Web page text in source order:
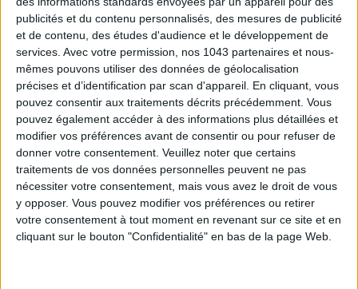
publicités et du contenu personnalisés, des mesures de publicité
et de contenu, des études d'audience et le développement de
services. Avec votre permission, nos 1043 partenaires et nous-
mêmes pouvons utiliser des données de géolocalisation
précises et d’identification par scan d'appareil. En cliquant, vous
pouvez consentir aux traitements décrits précédemment. Vous
pouvez également accéder à des informations plus détaillées et
modifier vos préférences avant de consentir ou pour refuser de
donner votre consentement. Veuillez noter que certains
traitements de vos données personnelles peuvent ne pas
nécessiter votre consentement, mais vous avez le droit de vous
y opposer. Vous pouvez modifier vos préférences ou retirer
votre consentement à tout moment en revenant sur ce site et en
cliquant sur le bouton "Confidentialité" en bas de la page Web.
écrit par
LOU REVEL
Voir tous ses articles
JE PARTAGE !